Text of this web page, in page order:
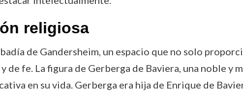
religiosa
de Gandersheim, un espacio que no solo
fe. La figura de Gerberga de Baviera, una noble y
en su vida. Gerberga era hija de Enrique de